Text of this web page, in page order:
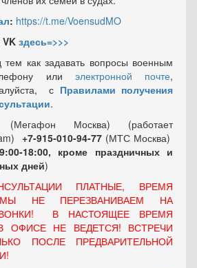
: https://t.me/VoensudMO
здесь=>>>
тем как задавать вопросы военным
или электронной почте,
с Правилами получения
.
(Мегафон Москва) (работает
+7-915-010-94-77 (МТС Москва)
18:00, кроме праздничных и
дней)
ПЛАТНЫЕ, ВРЕМЯ
НЕ ПЕРЕЗВАНИВАЕМ НА
В НАСТОЯЩЕЕ ВРЕМЯ
НЕ ВЕДЕТСЯ! ВСТРЕЧИ
ПОСЛЕ ПРЕДВАРИТЕЛЬНОЙ